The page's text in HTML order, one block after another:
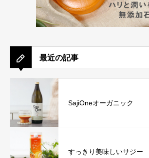
最近の記事
SajiOneオーガニック
すっきり美味しいサジー